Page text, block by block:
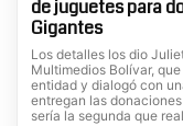
de juguetes para
Gigantes
Los detalles los dio
Multimedios Bolívar,
entidad y dialogó con
entregan las
sería la segunda que